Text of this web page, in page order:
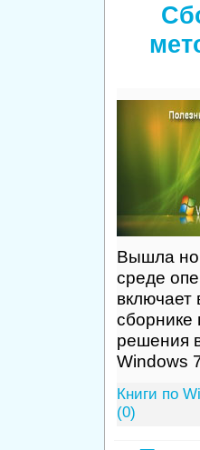
Вышла
среде
включает
сборнике
решения
Windows
Книги по
(0)